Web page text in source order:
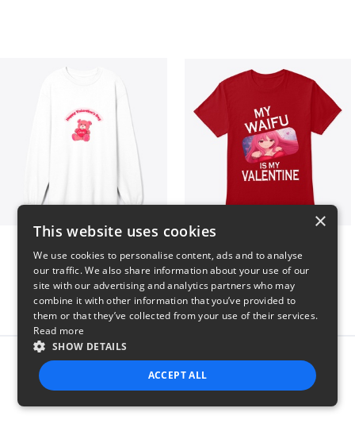
Report this product
×
This website uses cookies
We use cookies to personalise content, ads and to analyse
our traffic. We also share information about your use of our
site with our advertising and analytics partners who may
combine it with other information that you’ve provided to
them or that they’ve collected from your use of their services.
Read more
SHOW DETAILS
ACCEPT ALL
STRICTLY NECESSARY PERFORMANCE